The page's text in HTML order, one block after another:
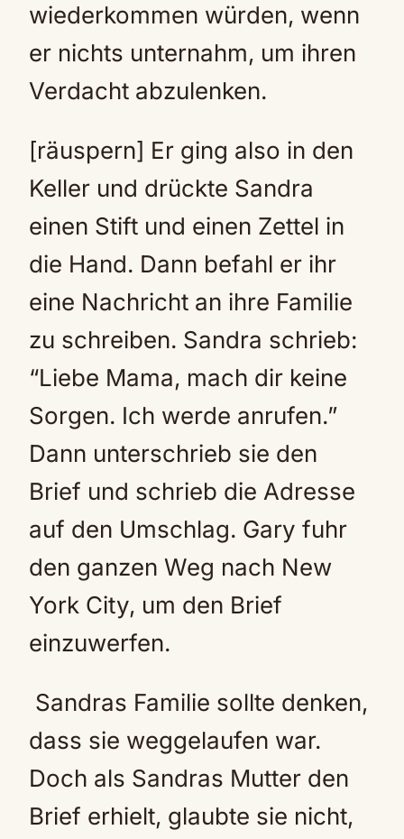
wiederkommen würden, wenn
er nichts unternahm, um ihren
Verdacht abzulenken.
[räuspern] Er ging also in den
Keller und drückte Sandra
einen Stift und einen Zettel in
die Hand. Dann befahl er ihr
eine Nachricht an ihre Familie
zu schreiben. Sandra schrieb:
“Liebe Mama, mach dir keine
Sorgen. Ich werde anrufen.”
Dann unterschrieb sie den
Brief und schrieb die Adresse
auf den Umschlag. Gary fuhr
den ganzen Weg nach New
York City, um den Brief
einzuwerfen.
Sandras Familie sollte denken,
dass sie weggelaufen war.
Doch als Sandras Mutter den
Brief erhielt, glaubte sie nicht,